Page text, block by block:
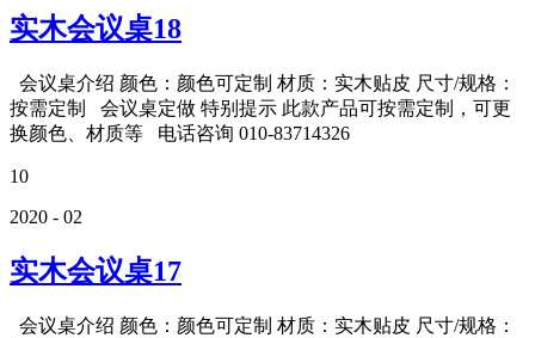
实木会议桌18
会议桌介绍 颜色：颜色可定制 材质：实木贴皮 尺寸/规格：
按需定制 会议桌定做 特别提示 此款产品可按需定制，可更
换颜色、材质等 电话咨询 010-83714326
10
2020 - 02
实木会议桌17
会议桌介绍 颜色：颜色可定制 材质：实木贴皮 尺寸/规格：